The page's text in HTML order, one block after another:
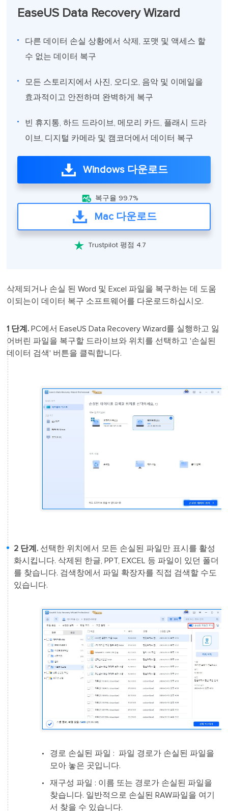
EaseUS Data Recovery Wizard
다른 데이터 손실 상황에서 삭제, 포맷 및 액세스 할
수 없는 데이터 복구
모든 스토리지에서 사진, 오디오, 음악 및 이메일을
효과적이고 안전하며 완벽하게 복구
빈 휴지통, 하드 드라이브, 메모리 카드, 플래시 드라
이브, 디지털 카메라 및 캠코더에서 데이터 복구
Windows 다운로드
 복구율 99.7%
Mac 다운로드
 Trustpilot 평점 4.7
삭제되거나 손실 된 Word 및 Excel 파일을 복구하는 데 도움
이되는이 데이터 복구 소프트웨어를 다운로드하십시오.
1 단계. PC에서 EaseUS Data Recovery Wizard를 실행하고 잃
어버린 파일을 복구할 드라이브와 위치를 선택하고 '손실된
데이터 검색' 버튼을 클릭합니다.
2 단계. 선택한 위치에서 모든 손실된 파일만 표시를 활성
화시킵니다. 삭제된 한글, PPT, EXCEL 등 파일이 있던 폴더
를 찾습니다. 검색창에서 파일 확장자를 직접 검색할 수도
있습니다.
경로 손실된 파일 : 파일 경로가 손실된 파일을
모아 놓은 곳입니다.
재구성 파일 : 이름 또는 경로가 손실된 파일을
찾습니다. 일반적으로 손실된 RAW파일을 여기
서 찾을 수 있습니다.